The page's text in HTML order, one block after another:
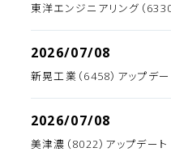
東洋エンジニアリング（
2026/07/08
新晃工業（6458）アップデー
2026/07/08
美津濃（8022）アップデート